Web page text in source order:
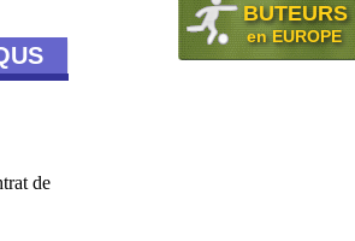
BUTEURS
en EUROPE